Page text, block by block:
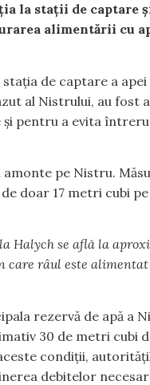
la stații de captare
alimentării cu
de captare a apei
al Nistrului, au fost
pentru a evita
pe Nistru.
doar 17 metri cubi pe
Halych se află la
care râul este
rezervă de apă a
30 de metri cubi
condiții,
debitelor